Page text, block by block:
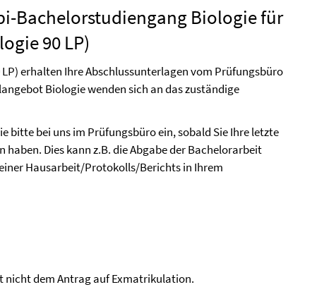
Bachelorstudiengang Biologie für
90 LP)
erhalten Ihre Abschlussunterlagen vom Prüfungsbüro
Biologie wenden sich an das zuständige
bitte bei uns im Prüfungsbüro ein, sobald Sie Ihre letzte
Dies kann z.B. die Abgabe der Bachelorarbeit
Hausarbeit/Protokolls/Berichts in Ihrem
nicht dem Antrag auf Exmatrikulation.